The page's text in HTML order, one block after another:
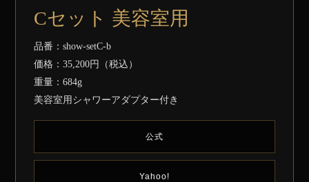
Cセット 美容室用
品番：show-setC-b
価格：35,200円（税込）
重量：684g
美容室用シャワーアダプター付き
公式
Yahoo!